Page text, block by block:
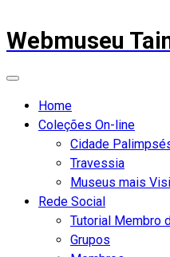
Webmuseu
Home
Coleções On-line
Cidade
Travessia
Museus mais
Rede Social
Tutorial Membro
Grupos